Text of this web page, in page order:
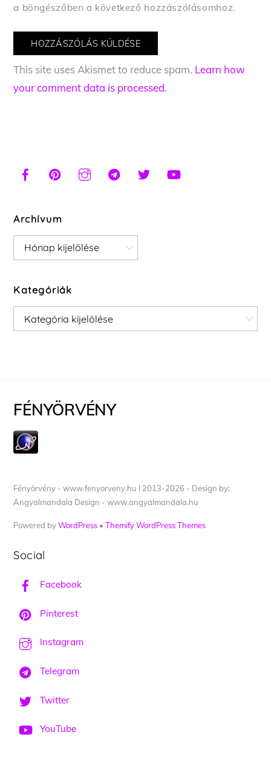
a böngészőben a következő hozzászólásomhoz.
This site uses Akismet to reduce spam. Learn how
your comment data is processed.
Archívum
Archívum
Kategóriák
Kategóriák
FÉNYÖRVÉNY
Fényörvény - www.fenyorveny.hu I 2013-2026 - Design by:
Angyalmandala Design - www.angyalmandala.hu
Powered byWordPress •Themify WordPress Themes
Social
Facebook
Pinterest
Instagram
Telegram
Twitter
YouTube